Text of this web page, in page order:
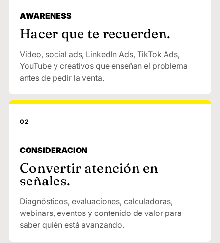
AWARENESS
Hacer que te recuerden.
Video, social ads, LinkedIn Ads, TikTok Ads,
YouTube y creativos que enseñan el problema
antes de pedir la venta.
02
CONSIDERACION
Convertir atención en
señales.
Diagnósticos, evaluaciones, calculadoras,
webinars, eventos y contenido de valor para
saber quién está avanzando.